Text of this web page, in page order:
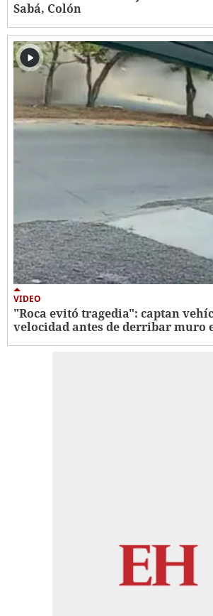
Sabá, Colón
VIDEO
"Roca evitó tragedia": captan
velocidad antes de derribar muro